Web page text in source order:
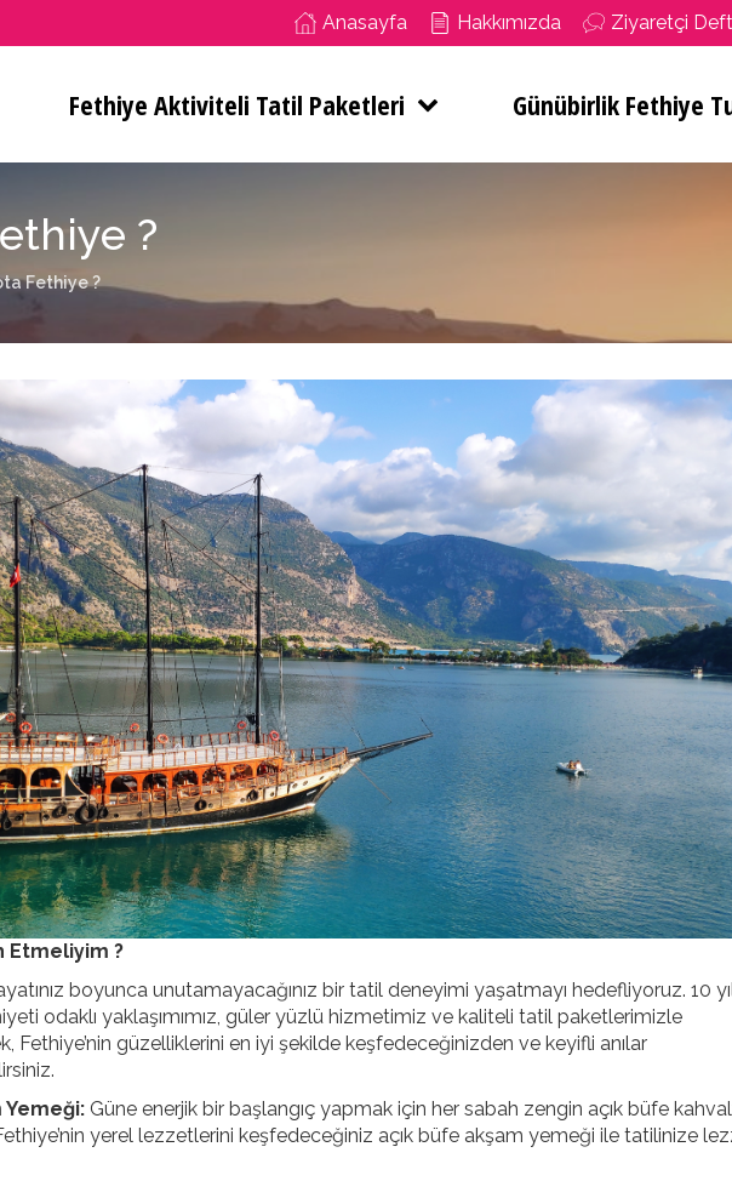
Anasayfa Hakkımızda Ziyaretçi
Fethiye Aktiviteli Tatil Paketleri Günübirlik Fethiye
?
Fethiye ?
Etmeliyim ?
boyunca unutamayacağınız bir tatil deneyimi yaşatmayı hedefliyoruz. 10
odaklı yaklaşımımız, güler yüzlü hizmetimiz ve kaliteli tatil paketlerimizle
Fethiye’nin güzelliklerini en iyi şekilde keşfedeceğinizden ve keyifli anılar
Yemeği: Güne enerjik bir başlangıç yapmak için her sabah zengin açık büfe
yerel lezzetlerini keşfedeceğiniz açık büfe akşam yemeği ile tatilinize